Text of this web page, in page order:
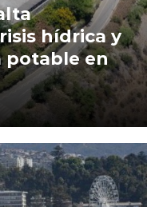
hídrica y
potable en